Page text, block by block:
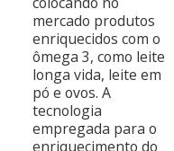
mercado produtos
enriquecidos com o
ômega 3, como leite
longa vida, leite em
pó e ovos. A
tecnologia
empregada para o
enriquecimento do